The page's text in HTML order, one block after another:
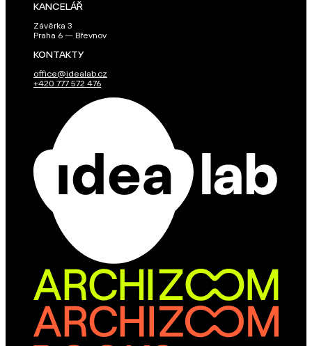
KANCELÁŘ
Závěrka 3
Praha 6 — Břevnov
KONTAKTY
office@idealab.cz
+420 777 572 476